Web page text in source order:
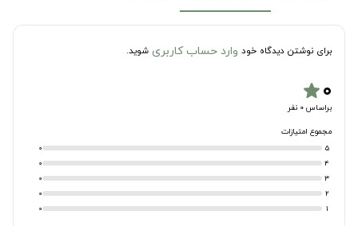
برای نوشتن دیدگاه خود وارد حساب کاربری شوید.
۰star
براساس 0 نفر
مجموع امتیازات
5
0
4
0
3
0
2
0
1
0